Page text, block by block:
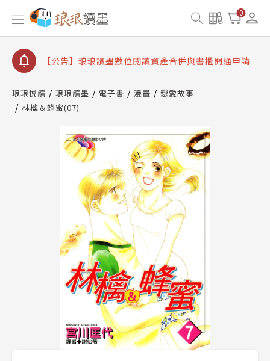
0
【公告】琅琅書店服務升級重要說明及資產合併結果
查詢
【公告】因 Readmoo 讀墨系統維護中，本站同步暫
【公告】琅琅讀墨數位閱讀資產合併與書櫃開通申請
【公告】琅琅讀墨 3 分鐘完成書櫃開通與資產合併申
請圖文教學
【公告】琅琅書店服務升級重要說明及資產合併結果
【公告】因 Readmoo 讀墨系統維護中，本站同步暫
停部分閱讀服務
琅琅悅讀 琅琅讀墨 電子書 漫畫
戀愛故事
林檎＆蜂蜜(07)